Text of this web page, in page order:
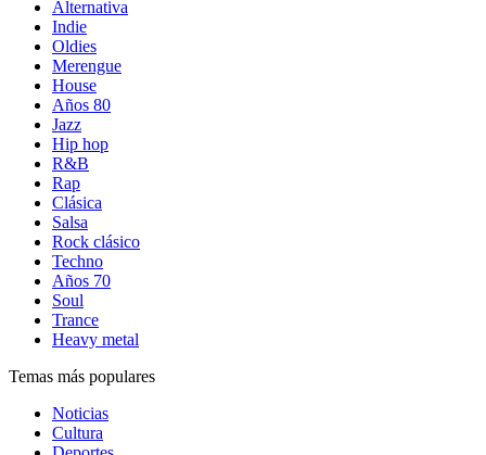
Alternativa
Indie
Oldies
Merengue
House
Años 80
Jazz
Hip hop
R&B
Rap
Clásica
Salsa
Rock clásico
Techno
Años 70
Soul
Trance
Heavy metal
Temas más populares
Noticias
Cultura